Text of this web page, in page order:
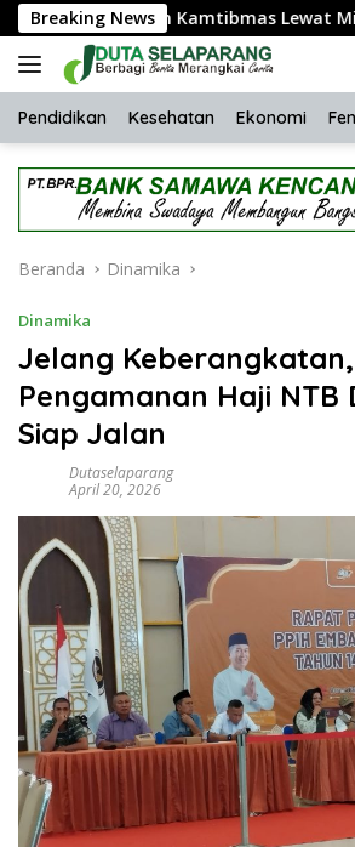
Langsung
ke
konten
Breaking News
Pesan Kamtibmas Lewat Mimbar
Pendidikan Kesehatan Ekonomi
Beranda Dinamika
Dinamika
Jelang Keberangkatan,
Pengamanan Haji NTB
Siap Jalan
Dutaselaparang
April 20, 2026